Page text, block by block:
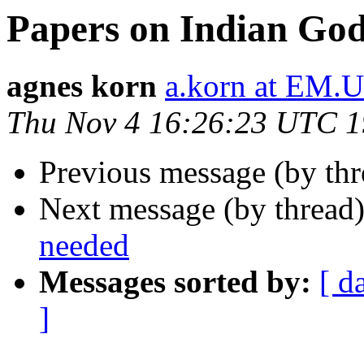
Papers on Indian
agnes korn a.korn at
Thu Nov 4 16:26:23 UTC
Previous message (by
Next message (by
needed
Messages sorted by: [
]